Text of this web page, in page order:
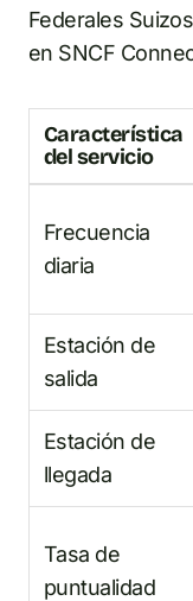
Federales
en SNCF
Característica
del servicio
Frecuencia
diaria
Estación de
salida
Estación de
llegada
Tasa de
puntualidad